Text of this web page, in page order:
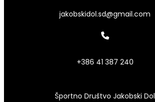
jakobskidol.sd@gmail.com
+386 41 387 240
Športno Društvo Jakobski Dol